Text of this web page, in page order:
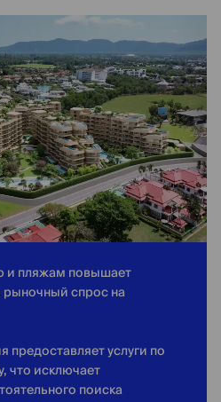
и пляжам повышает
спрос на
услуги по
что исключает
поиска